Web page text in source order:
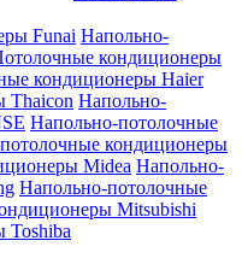
Funai Напольно-
кондиционеры
кондиционеры Haier
Thaicon Напольно-
Напольно-потолочные
кондиционеры
Midea Напольно-
Напольно-потолочные
Mitsubishi
Toshiba